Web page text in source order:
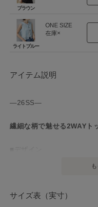
ブラウン
ライトブルー
ONE SIZE
在庫×
アイテム説明
—26SS—
繊細な柄で魅せる2WAYト
前開きデザインの前後
サイズ表（実寸）